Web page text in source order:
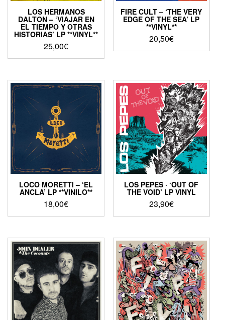
LOS HERMANOS
DALTON – ‘VIAJAR EN
EL TIEMPO Y OTRAS
HISTORIAS’ LP **VINYL**
25,00€
FIRE CULT – ‘THE VERY
EDGE OF THE SEA’ LP
**VINYL**
20,50€
LOCO MORETTI – ‘EL
ANCLA’ LP **VINILO**
18,00€
LOS PEPES · ‘OUT OF
THE VOID’ LP VINYL
23,90€